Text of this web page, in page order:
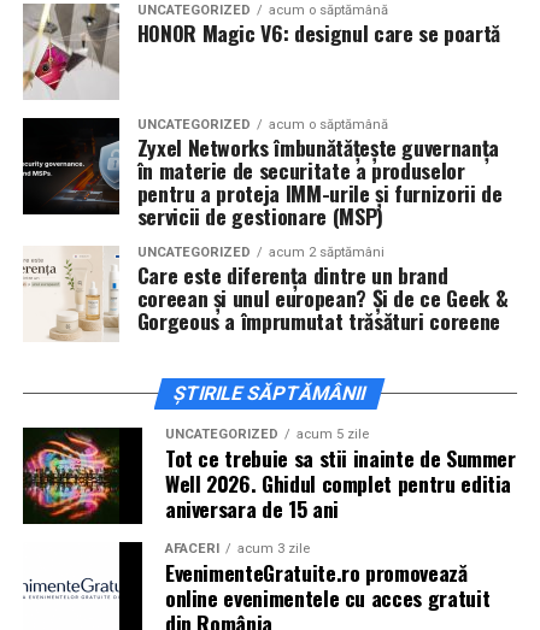
De „Ziua Îndrăgostiților”, pe14 februarie, în Cinema
City Iulius Mall Suceava, de la 18:30, spectatorii sunt
invitați la film alături de regizorul
actoriiSergiu Costache, Vlad si Oana Gherman,
Alexandra Răduță.
Cineplexx Băneasa Shopping City
Bucureștigăzduiește o proiecție specială în prezența
întregii echipe pe15 februarie, de la 17:30.
ÎnCraiova , regizorul Paul Decuși actorii Sergiu
Costache, Azaleea Necula și Oana Gherman vor
Mall pe 16 februarie de la ora 18:00.
ActoriiVlad Gherman, Oana Gherman și Ioana
Ginghinăvin la întâlnirea cu publicul dinCinema City
Vivo! Pitești pe 17 februarie, de la 18:30 și vor
participa la o discuție după proiecție, alături de
Paul Decu.
Caravana„În pielea mea”ajunge la Cinema City
UNCATEGORIZED acum o săptămână
HONOR Magic V6: designul care se poartă
UNCATEGORIZED acum o săptămână
Zyxel Networks îmbunătățește guvernanța
în materie de securitate a produselor
pentru a proteja IMM-urile și furnizorii de
servicii de gestionare (MSP)
UNCATEGORIZED acum 2 săptămâni
Care este diferența dintre un brand
coreean și unul european? Și de ce Geek &
Gorgeous a împrumutat trăsături coreene
ȘTIRILE SĂPTĂMÂNII
UNCATEGORIZED acum 5 zile
Tot ce trebuie sa stii inainte de Summer
Well 2026. Ghidul complet pentru editia
aniversara de 15 ani
AFACERI acum 3 zile
EvenimenteGratuite.ro promovează
online evenimentele cu acces gratuit
din România